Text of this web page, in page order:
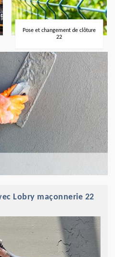
Pose et changement de clôture
22
Lobry maçonnerie 22